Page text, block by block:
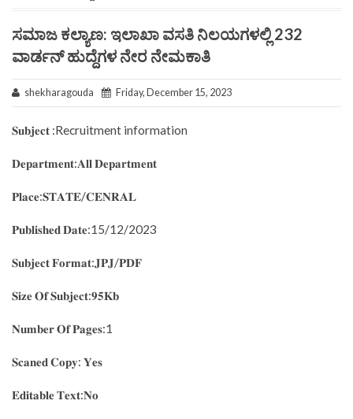
ಸಮಾಜ ಕಲ್ಯಾಣ: ಇಲಾಖಾ ವಸತಿ ನಿಲಯಗಳಲ್ಲಿ 232
ವಾರ್ಡನ್ ಹುದ್ದೆಗಳ ನೇರ ನೇಮಕಾತಿ
shekharagouda Friday, December 15, 2023
𝐒𝐮𝐛𝐣𝐞𝐜𝐭 :Recruitment information
𝐃𝐞𝐩𝐚𝐫𝐭𝐦𝐞𝐧𝐭:𝐀𝐥𝐥 𝐃𝐞𝐩𝐚𝐫𝐭𝐦𝐞𝐧𝐭
𝐏𝐥𝐚𝐜𝐞:𝐒𝐓𝐀𝐓𝐄/𝐂𝐄𝐍𝐑𝐀𝐋
𝐏𝐮𝐛𝐥𝐢𝐬𝐡𝐞𝐝 𝐃𝐚𝐭𝐞:15/12/2023
𝐒𝐮𝐛𝐣𝐞𝐜𝐭 𝐅𝐨𝐫𝐦𝐚𝐭:𝐉𝐏𝐉/𝐏𝐃𝐅
𝐒𝐢𝐳𝐞 𝐎𝐟 𝐒𝐮𝐛𝐣𝐞𝐜𝐭:𝟗𝟓𝐊𝐛
𝐍𝐮𝐦𝐛𝐞𝐫 𝐎𝐟 𝐏𝐚𝐠𝐞𝐬:1
𝐒𝐜𝐚𝐧𝐞𝐝 𝐂𝐨𝐩𝐲: 𝐘𝐞𝐬
𝐄𝐝𝐢𝐭𝐚𝐛𝐥𝐞 𝐓𝐞𝐱𝐭:𝐍𝐨